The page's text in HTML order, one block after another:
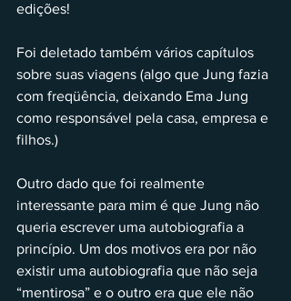
edições!
Foi deletado também vários capítulos
sobre suas viagens (algo que Jung fazia
com freqüência, deixando Ema Jung
como responsável pela casa, empresa e
filhos.)
Outro dado que foi realmente
interessante para mim é que Jung não
queria escrever uma autobiografia a
princípio. Um dos motivos era por não
existir uma autobiografia que não seja
“mentirosa” e o outro era que ele não